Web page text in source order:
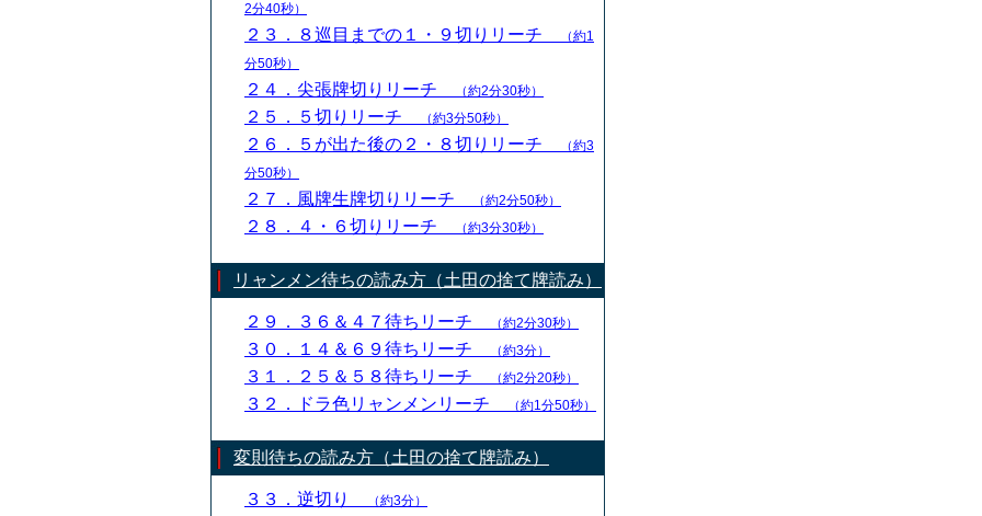
2分40秒）
２３．８巡目までの１・９切りリーチ
（約1
分50秒）
２４．尖張牌切りリーチ （約2分30秒）
２５．５切りリーチ （約3分50秒）
２６．５が出た後の２・８切りリーチ
（約3
分50秒）
２７．風牌生牌切りリーチ （約2分50秒）
２８．４・６切りリーチ （約3分30秒）
リャンメン待ちの読み方（土田の捨て牌読み）
２９．３６＆４７待ちリーチ （約2分30秒）
３０．１４＆６９待ちリーチ （約3分）
３１．２５＆５８待ちリーチ （約2分20秒）
３２．ドラ色リャンメンリーチ （約1分50秒）
変則待ちの読み方（土田の捨て牌読み）
３３．逆切り （約3分）